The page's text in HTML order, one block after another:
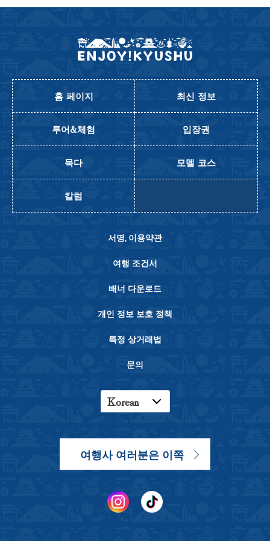
홈 페이지 최신 정보
투어&체험 입장권
묵다 모델 코스
칼럼
서명, 이용약관
여행 조건서
배너 다운로드
개인 정보 보호 정책
특정 상거래법
문의
Korean
Chinese
여행사 여러분은 이쪽